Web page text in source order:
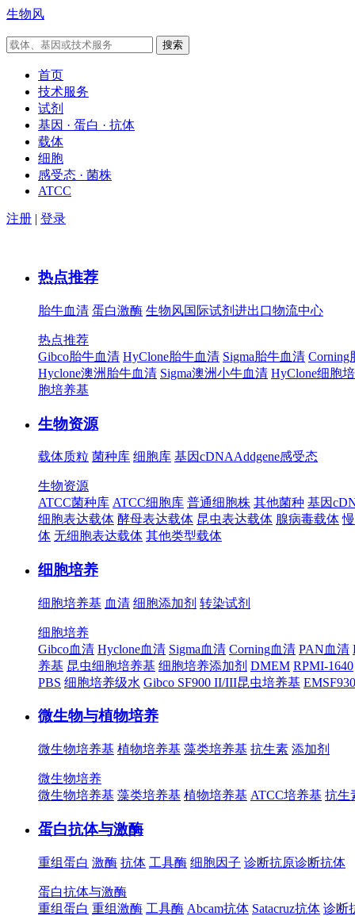
生物风
首页
技术服务
试剂
基因 · 蛋白 · 抗体
载体
细胞
感受态 · 菌株
ATCC
注册 | 登录
热点推荐
胎牛血清 蛋白激酶 生物风国际试剂进出口物流中心
热点推荐
Gibco胎牛血清 HyClone胎牛血清 Sigma胎牛血清 Corning
Hyclone澳洲胎牛血清 Sigma澳洲小牛血清 HyClone细胞
胞培养基
生物资源
载体质粒 菌种库 细胞库 基因cDNAAddgene感受态
生物资源
ATCC菌种库 ATCC细胞库 普通细胞株 其他菌种 基因
细胞表达载体 酵母表达载体 昆虫表达载体 腺病毒载体
体 无细胞表达载体 其他类型载体
细胞培养
细胞培养基 血清 细胞添加剂 转染试剂
细胞培养
Gibco血清 Hyclone血清 Sigma血清 Corning血清 PAN血清
养基 昆虫细胞培养基 细胞培养添加剂 DMEM RPMI-1640
PBS 细胞培养级水 Gibco SF900 II/III昆虫培养基
微生物与植物培养
微生物培养基 植物培养基 藻类培养基 抗生素 添加剂
微生物培养
微生物培养基 藻类培养基 植物培养基 ATCC培养基 抗生
蛋白抗体与激酶
重组蛋白 激酶 抗体 工具酶 细胞因子 诊断抗原诊断抗体
蛋白抗体与激酶
重组蛋白 重组激酶 工具酶 Abcam抗体 Satacruz抗体 诊断